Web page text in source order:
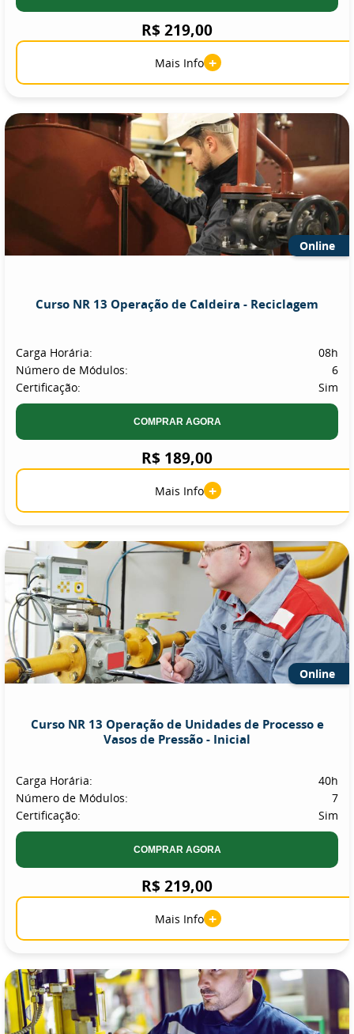
R$ 219,00
Mais Info +
Online
Curso NR 13 Operação de Caldeira - Reciclagem
Carga Horária:
08h
Número de Módulos:
6
Certificação:
Sim
COMPRAR AGORA
R$ 189,00
Mais Info +
Online
Curso NR 13 Operação de Unidades de Processo e
Vasos de Pressão - Inicial
Carga Horária:
40h
Número de Módulos:
7
Certificação:
Sim
COMPRAR AGORA
R$ 219,00
Mais Info +